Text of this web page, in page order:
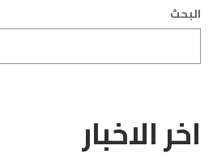
البحث
اخر الاخبار